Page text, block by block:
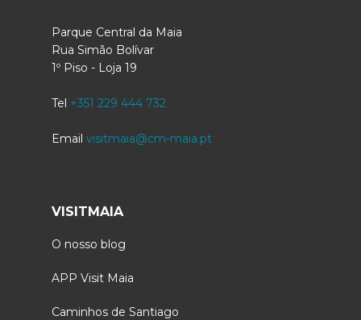
Parque Central da Maia
Rua Simão Bolívar
1º Piso - Loja 19
Tel +351 229 444 732
Email visitmaia@cm-maia.pt
VISITMAIA
O nosso blog
APP Visit Maia
Caminhos de Santiago